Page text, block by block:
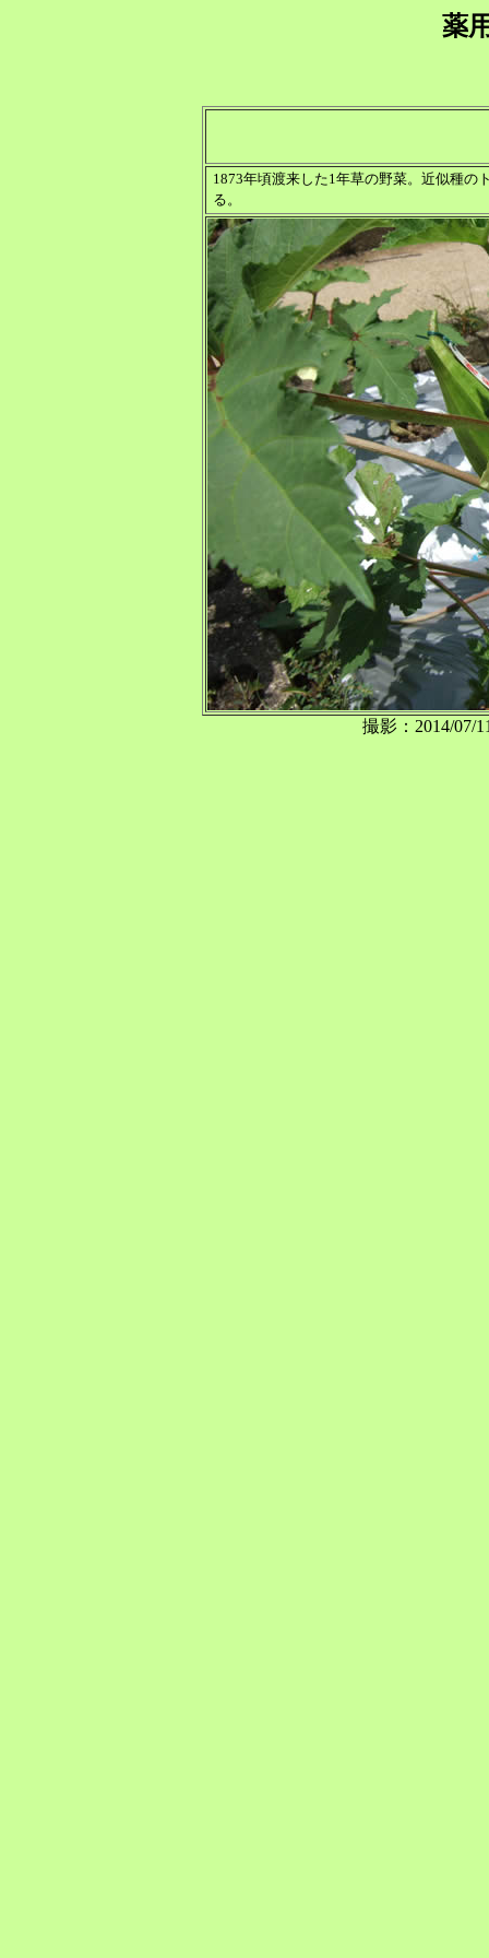
薬
1873年頃渡来した1年草の野菜。近似種の
る。
撮影：2014/07/